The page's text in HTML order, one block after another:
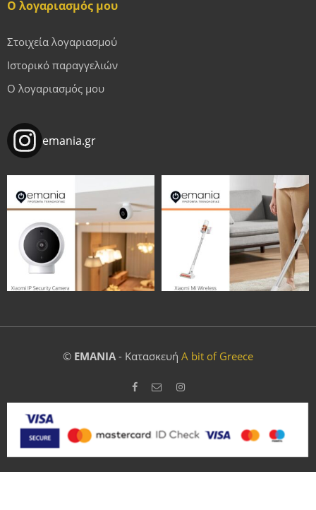
Ο λογαριασμός μου
Στοιχεία λογαριασμού
Ιστορικό παραγγελιών
Ο λογαριασμός μου
emania.gr
© EMANIA- Κατασκευή A bit of Greece